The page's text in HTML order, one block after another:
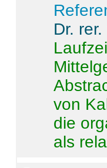
Dr.
von
die
als